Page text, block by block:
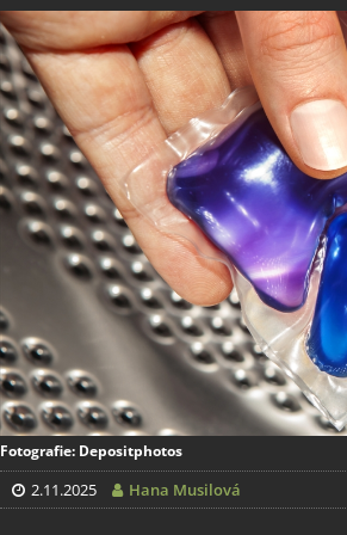
Fotografie: Depositphotos
2.11.2025 Hana Musilová